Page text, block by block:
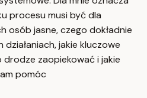
procesu musi być dla
osób jasne, czego dokładnie
jakie kluczowe
zaopiekować i jakie
pomóc